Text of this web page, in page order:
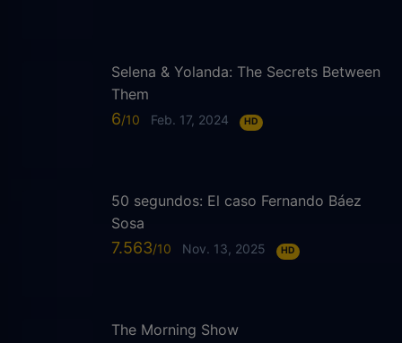
Selena & Yolanda: The Secrets Between
Them
6 Feb. 17, 2024 HD
50 segundos: El caso Fernando Báez
Sosa
7.563 Nov. 13, 2025 HD
The Morning Show